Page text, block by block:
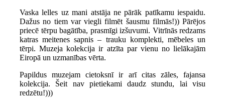
Vaska lelles uz mani atstāja ne pārāk patīkamu iespaidu.
Dažus no tiem var viegli filmēt šausmu filmās!)) Pārējos
priecē tērpu bagātība, prasmīgi izšuvumi. Vitrīnās redzams
katras meitenes sapnis – trauku komplekti, mēbeles un
tērpi. Muzeja kolekcija ir atzīta par vienu no lielākajām
Eiropā un uzmanības vērta.
Papildus muzejam cietoksnī ir arī citas zāles, fajansa
kolekcija. Šeit nav pietiekami daudz stundu, lai visu
redzētu!)))